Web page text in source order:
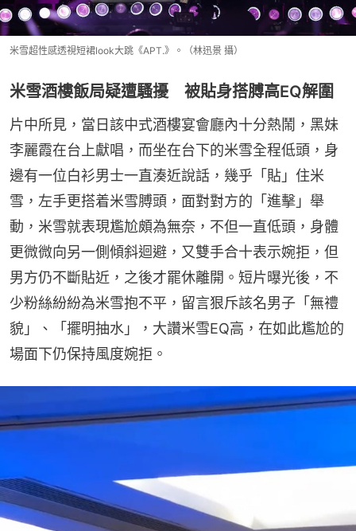
米雪超性感透視短裙look大跳《APT.》。（林迅景 攝）
米雪酒樓飯局疑遭騷擾 被貼身搭膊高EQ解圍
片中所見，當日該中式酒樓宴會廳內十分熱鬧，黑妹
李麗霞在台上獻唱，而坐在台下的米雪全程低頭，身
邊有一位白衫男士一直湊近說話，幾乎「貼」住米
雪，左手更搭着米雪膊頭，面對對方的「進擊」舉
動，米雪就表現尷尬頗為無奈，不但一直低頭，身體
更微微向另一側傾斜迴避，又雙手合十表示婉拒，但
男方仍不斷貼近，之後才罷休離開。短片曝光後，不
少粉絲紛紛為米雪抱不平，留言狠斥該名男子「無禮
貌」、「擺明抽水」，大讚米雪EQ高，在如此尷尬的
場面下仍保持風度婉拒。